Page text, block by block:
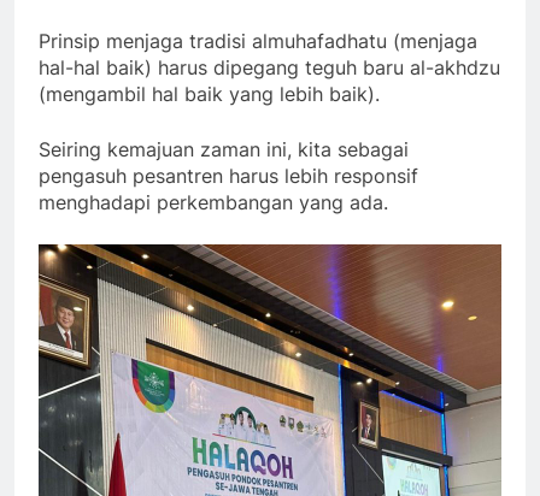
Prinsip menjaga tradisi almuhafadhatu (menjaga
hal-hal baik) harus dipegang teguh baru al-akhdzu
(mengambil hal baik yang lebih baik).
Seiring kemajuan zaman ini, kita sebagai
pengasuh pesantren harus lebih responsif
menghadapi perkembangan yang ada.